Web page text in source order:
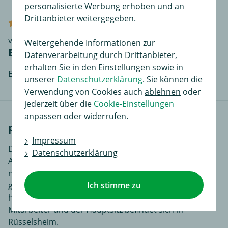
Verifizierter Kauf (TrustedShops)
von Anonym
Einbau an ein Wohnmobil
Einbau an ein Wohnmobil, einfach und schnell
passende Fahrzeuge
Die Adam Opel AG ist ein deutscher
Automobilhersteller, der seit 2021 zur
niederländischen Automobilholding Stellantis N.V.
gehört, welche aus einer Fusion von FCA und PSA
hervorgegangen ist. Opel beschäftigt knapp 40.000
Mitarbeiter und der Hauptsitz befindet sich in
Rüsselsheim.
personalisierte Werbung erhoben und an
Drittanbieter weitergegeben.
Weitergehende Informationen zur
Datenverarbeitung durch Drittanbieter,
erhalten Sie in den Einstellungen sowie in
unserer Datenschutzerklärung. Sie können die
Verwendung von Cookies auch ablehnen oder
jederzeit über die Cookie-Einstellungen
anpassen oder widerrufen.
Impressum
Datenschutzerklärung
Ich stimme zu